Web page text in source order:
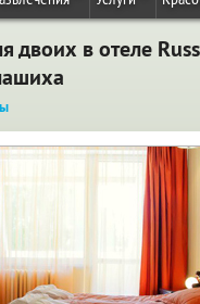
двоих в отеле